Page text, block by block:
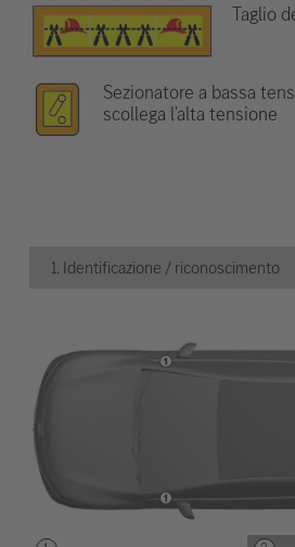
Taglio
Sezionatore a bassa
scollega l'alta tensione
1. Identificazione / riconoscimento